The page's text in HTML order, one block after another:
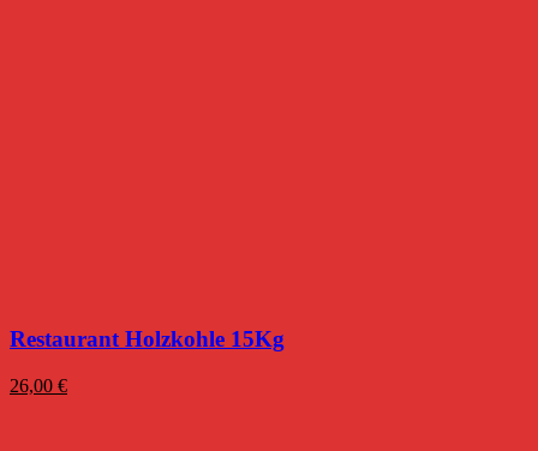
Restaurant Holzkohle 15Kg
26,00 €